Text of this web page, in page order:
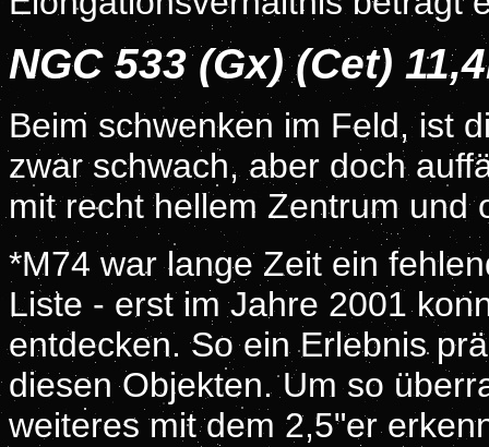
NGC 533 (Gx) (Cet)
Beim schwenken im Feld, ist
zwar schwach, aber doch
mit recht hellem Zentrum und
*M74 war lange Zeit ein
Liste - erst im Jahre 2001
entdecken. So ein Erlebnis
diesen Objekten. Um so
weiteres mit dem 2,5"er